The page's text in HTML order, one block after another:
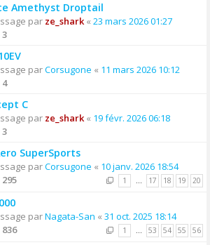
Amethyst Droptail
par ze_shark« 23 mars 2026 01:27
3
parCorsugone « 11 mars 2026 10:12
4
C
par ze_shark« 19 févr. 2026 06:18
3
SuperSports
parCorsugone « 10 janv. 2026 18:54
295 1 … 17 18 19 20
parNagata-San « 31 oct. 2025 18:14
836 1 … 53 54 55 56